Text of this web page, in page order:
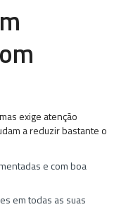
exige atenção
a reduzir bastante o
e com boa
em todas as suas